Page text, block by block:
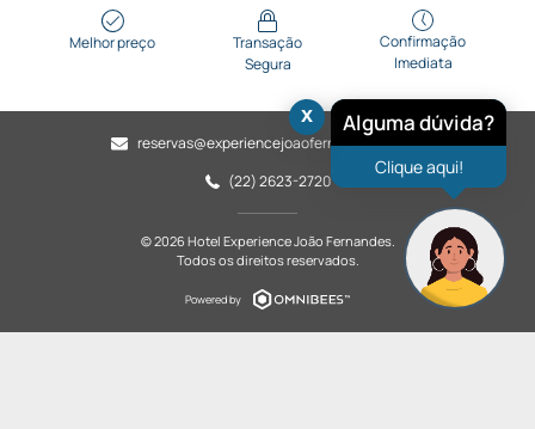
Melhor preço
Transação
Segura
Confirmação
Imediata
reservas@experiencejoaofernandes.com.br
(22) 2623-2720
© 2026 Hotel Experience João Fernandes.
Todos os direitos reservados.
Powered by
Alguma dúvida?
Clique aqui!
x